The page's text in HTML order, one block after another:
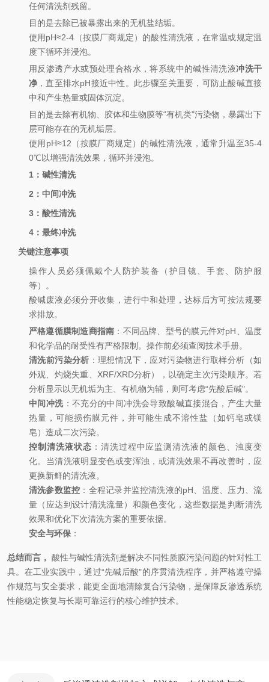
任何清洗剂残留。
目的是去除已被暴露出来的无机盐结垢。
使用pH≈2-4（按膜厂商规定）的酸性清洗液，在常温或规定温
度下循环并浸泡。
用反渗透产水或预处理合格水，将系统中的碱性清洗液冲洗干
净 ，直至排水pH接近中性。此步骤至关重要，可防止酸碱直接
中和产生热量或固体沉淀。
目的是去除有机物、胶体和生物膜等“有机类"污染物，暴露出下
层可能存在的无机垢层。
使用pH≈12（按膜厂商规定）的碱性清洗液，通常升温至35-4
0℃以增强清洗效果，循环并浸泡。
1：碱性清洗
2：中间冲洗
3：酸性清洗
4：最终冲洗
关键注意事项
操作人员必须佩戴个人防护装备（护目镜、手套、防护服
等）。
酸碱废液必须分开收集，进行中和处理，达标后方可按法规要
求排放。
严格遵循膜制造商指南 ：不同品牌、型号的膜元件对pH、温度
和化学品的耐受性有严格限制。操作前必须查阅技术手册。
清洗前污染分析 ：理想情况下，应对污染物进行取样分析（如
外观、灼烧失重、XRF/XRD分析），以确定主次污染顺序。若
分析显示以无机垢为主、有机物为辅，则可考虑“先酸后碱"。
中间冲洗：不充分的中间冲洗会导致酸碱直接混合，产生大量
热量，可能损伤膜元件，并可能生成不溶性盐（如钙皂或镁
皂）造成二次污染。
控制清洗液状态 ：清洗过程中应监测清洗液的颜色、浊度变
化。当清洗液明显变色或变浑浊，或清洗效果不再改善时，应
更换新鲜的清洗液。
清洗参数监控 ：全程记录并监控清洗液的pH、温度、压力、流
量（应达到设计清洗流量）和颜色变化，这些数据是判断清洗
效果和优化下次清洗方案的重要依据。
安全与环保 ：
总结而言， 酸性与碱性清洗剂是解决不同性质膜污染问题的针对性工
具。在工业实践中，通过“先碱后酸"的序贯清洗程序，并严格遵守操
作规范与安全要求，能更全面地清除复合污染物，是保障反渗透系统
性能稳定恢复与长期可靠运行的核心维护技术。